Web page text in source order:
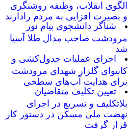
الگوی انقلاب، وظیفه روشنگری
و بصیرت افزایی به مردم رادارند
شناگر دانشجوی پیام نور
مرودشت صاحب مدال طلا آسیا
شد
اجرای عملیات جدول‌کشی و
کانیوای گلزار شهدای مرودشت
برای هدایت آب‌های سطحی
تعیین تکلیف متقاضیان
بلاتکلیف و تسریع در اجرای
نهضت ملی مسکن در دستور کار
قرار گرفت